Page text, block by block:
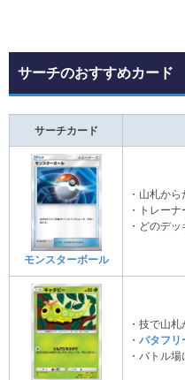
サーチのおすすめカード
サーチカード
モンスターボール
・山札か
・トレー
・どのデ
・技で山札
・ バタフリ
・バトル